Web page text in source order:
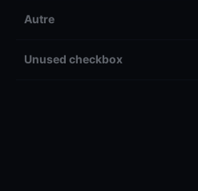
Autre
Unused checkbox